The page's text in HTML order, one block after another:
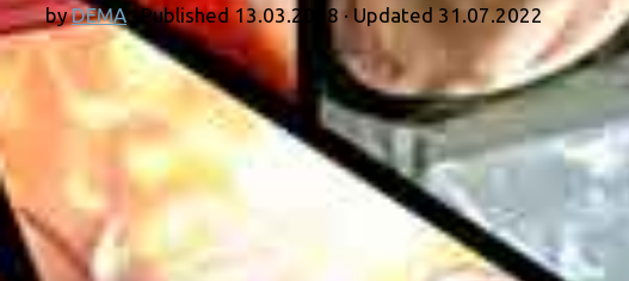
byDEMA · Published13.03.2018 · Updated 31.07.2022